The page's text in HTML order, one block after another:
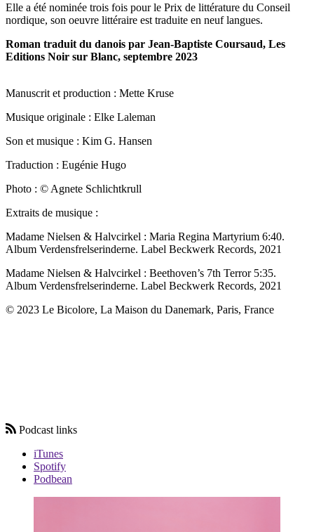
Elle a été nominée trois fois pour le Prix de littérature du Conseil
nordique, son oeuvre littéraire est traduite en neuf langues.
Roman traduit du danois par Jean-Baptiste Coursaud, Les
Editions Noir sur Blanc, septembre 2023
Manuscrit et production : Mette Kruse
Musique originale : Elke Laleman
Son et musique : Kim G. Hansen
Traduction : Eugénie Hugo
Photo : © Agnete Schlichtkrull
Extraits de musique :
Madame Nielsen & Halvcirkel : Maria Regina Martyrium 6:40.
Album Verdensfrelserinderne. Label Beckwerk Records, 2021
Madame Nielsen & Halvcirkel : Beethoven’s 7th Terror 5:35.
Album Verdensfrelserinderne. Label Beckwerk Records, 2021
© 2023 Le Bicolore, La Maison du Danemark, Paris, France
Podcast links
iTunes
Spotify
Podbean